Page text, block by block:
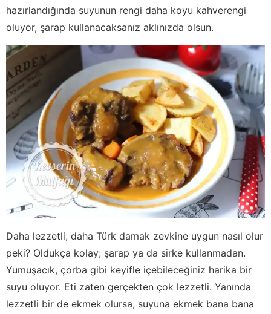
hazırlandığında suyunun rengi daha koyu kahverengi
oluyor, şarap kullanacaksanız aklınızda olsun.
Daha lezzetli, daha Türk damak zevkine uygun nasıl olur
peki? Oldukça kolay; şarap ya da sirke kullanmadan.
Yumuşacık, çorba gibi keyifle içebileceğiniz harika bir
suyu oluyor. Eti zaten gerçekten çok lezzetli. Yanında
lezzetli bir de ekmek olursa, suyuna ekmek bana bana